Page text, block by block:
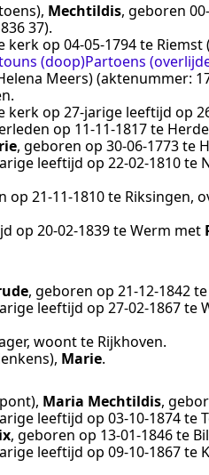
, Mechtildis, geboren
37).
kerk op 04‑05‑1794te Riemst
(doop)Partoens
Meers)(aktenummer:
.
kerk op 27-jarige leeftijd op
op 11‑11‑1817te
, geboren op 30‑06‑1773te
leeftijd op 22‑02‑1810te
op 21‑11‑1810te Riksingen,
op 20‑02‑1839teWerm met
, geboren op 21‑12‑1842te
leeftijd op 27‑02‑1867te
, woont te Rijkhoven.
, Marie.
, Maria Mechtildis,
leeftijd op 03‑10‑1874te
, geboren op 13‑01‑1846te
leeftijd op 09‑10‑1867te